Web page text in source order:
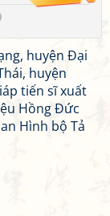
huyện Đại
huyện
tiến sĩ xuất
Hồng Đức
Hình bộ Tả